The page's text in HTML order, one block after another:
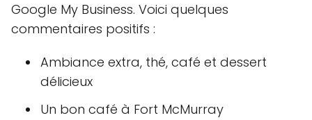
Google My Business. Voici quelques
commentaires positifs :
Ambiance extra, thé, café et dessert
délicieux
Un bon café à Fort McMurray